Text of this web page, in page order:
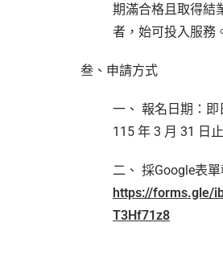
期滿合格且取得結
者，始可投入服務
叁、申請方式
一、 報名日期：即
115 年 3 月 31 日止
二、 採Google表單
https://forms.gle/
T3Hf71z8